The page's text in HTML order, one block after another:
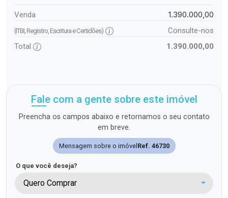
Venda 1.390.000,00
(ITBI, Registro, Escritura e Certidões)
Consulte-nos
Total
1.390.000,00
Fale com a gente sobre este imóvel
Preencha os campos abaixo e retornamos o seu contato
em breve.
Mensagem sobre o imóvel Ref. 46730
O que você deseja?
Quero Comprar